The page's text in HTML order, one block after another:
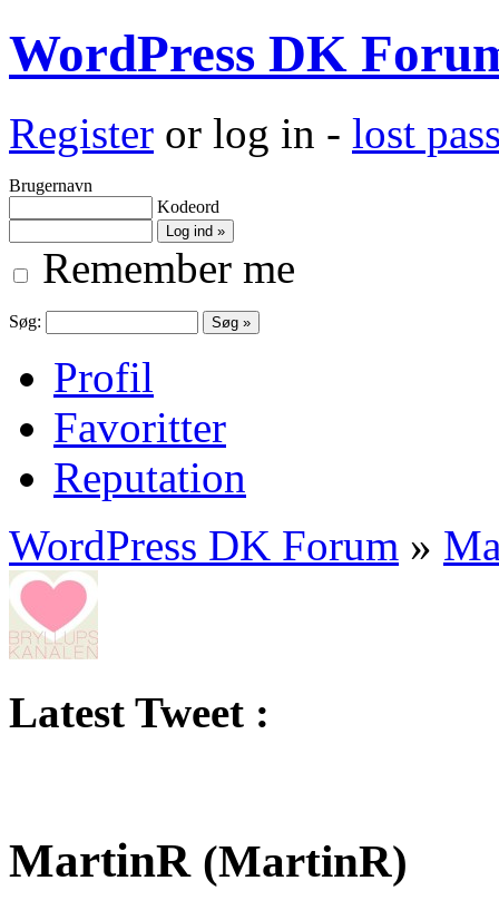
WordPress DK
Register or log in - lost
Brugernavn
Kodeord
Remember me
Søg:
Profil
Favoritter
Reputation
WordPress DK Forum »
Latest Tweet :
MartinR (MartinR)